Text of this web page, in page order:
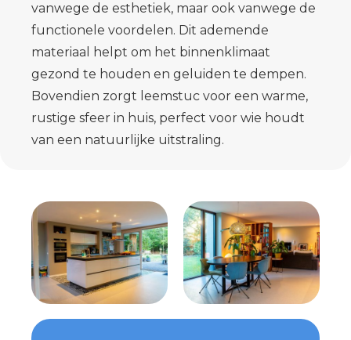
vanwege de esthetiek, maar ook vanwege de
functionele voordelen. Dit ademende
materiaal helpt om het binnenklimaat
gezond te houden en geluiden te dempen.
Bovendien zorgt leemstuc voor een warme,
rustige sfeer in huis, perfect voor wie houdt
van een natuurlijke uitstraling.